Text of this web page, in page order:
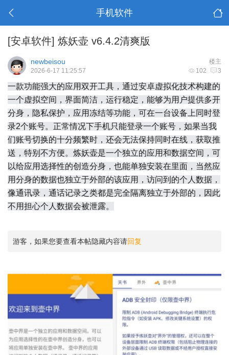
手机软件
[安卓软件] 炼妖壶 v6.4.2清爽版
楼主
newbeisou
102 3
2026-6-17 11:25:57
一款功能强大的应用双开工具，通过安卓虚拟化技术构建的
一个虚拟空间，界面简洁，运行稳定，能够为用户提供多开
分身，隐私保护，应用冻结等功能，可在一台设备上同时登
录2个账号。正常情况下手机只能登录一个账号，如果当我
们账号切换的十分频繁时，还会无法保持同时在线，获取推
送，特别不方便。炼妖壶是一个独立的应用和数据空间，可
以给应用选择性的创造分身，也能单独安装在里面，当然应
用分身的数据也独立于外部的该应用，访问到的个人数据，
像通讯录，通话记录之类都是完全隔离独立于外部的，因此
不用担心个人数据会被泄露。
游客，如果您要查看本帖隐藏内容请回复